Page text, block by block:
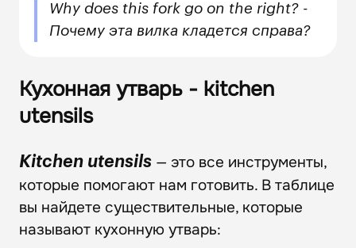
Why does this fork go on the right? -
Почему эта вилка кладется справа?
Кухонная утварь - kitchen
utensils
Kitchen utensils— это все инструменты,
которые помогают нам готовить. В таблице
вы найдете существительные, которые
называют кухонную утварь: